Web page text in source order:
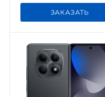
ЗАКАЗАТЬ